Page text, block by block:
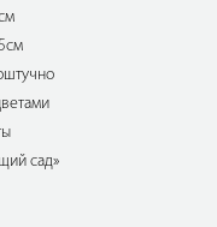
сад»